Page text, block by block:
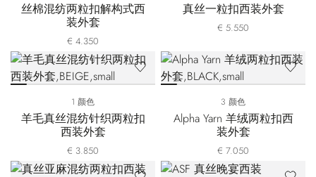
丝棉混纺两粒扣解构式西
装外套
€ 4.350
真丝一粒扣西装外套
€ 5.550
1 颜色
羊毛真丝混纺针织两粒扣
西装外套
€ 3.850
3 颜色
Alpha Yarn 羊绒两粒扣西
装外套
€ 7.050